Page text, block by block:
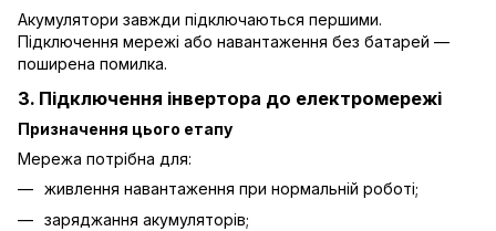
Акумулятори завжди підключаються першими.
Підключення мережі або навантаження без батарей —
поширена помилка.
3. Підключення інвертора до електромережі
Призначення цього етапу
Мережа потрібна для:
живлення навантаження при нормальній роботі;
заряджання акумуляторів;